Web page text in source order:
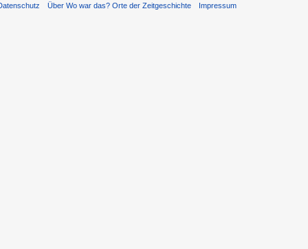
Über Wo war das? Orte der Zeitgeschichte Impressum